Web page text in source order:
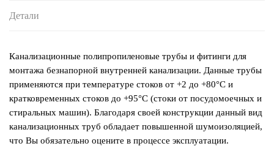
Детали
Канализационные полипропиленовые трубы и фитинги для
монтажа безнапорной внутренней канализации. Данные трубы
применяются при температуре стоков от +2 до +80°С и
кратковременных стоков до +95°С (стоки от посудомоечных и
стиральных машин). Благодаря своей конструкции данный вид
канализационных труб обладает повышенной шумоизоляцией,
что Вы обязательно оцените в процессе эксплуатации.